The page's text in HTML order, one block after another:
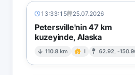
13:33:15 25.07.2026
Petersville'nin 47 km
kuzeyinde, Alaska
110.8 km I 62.92, -